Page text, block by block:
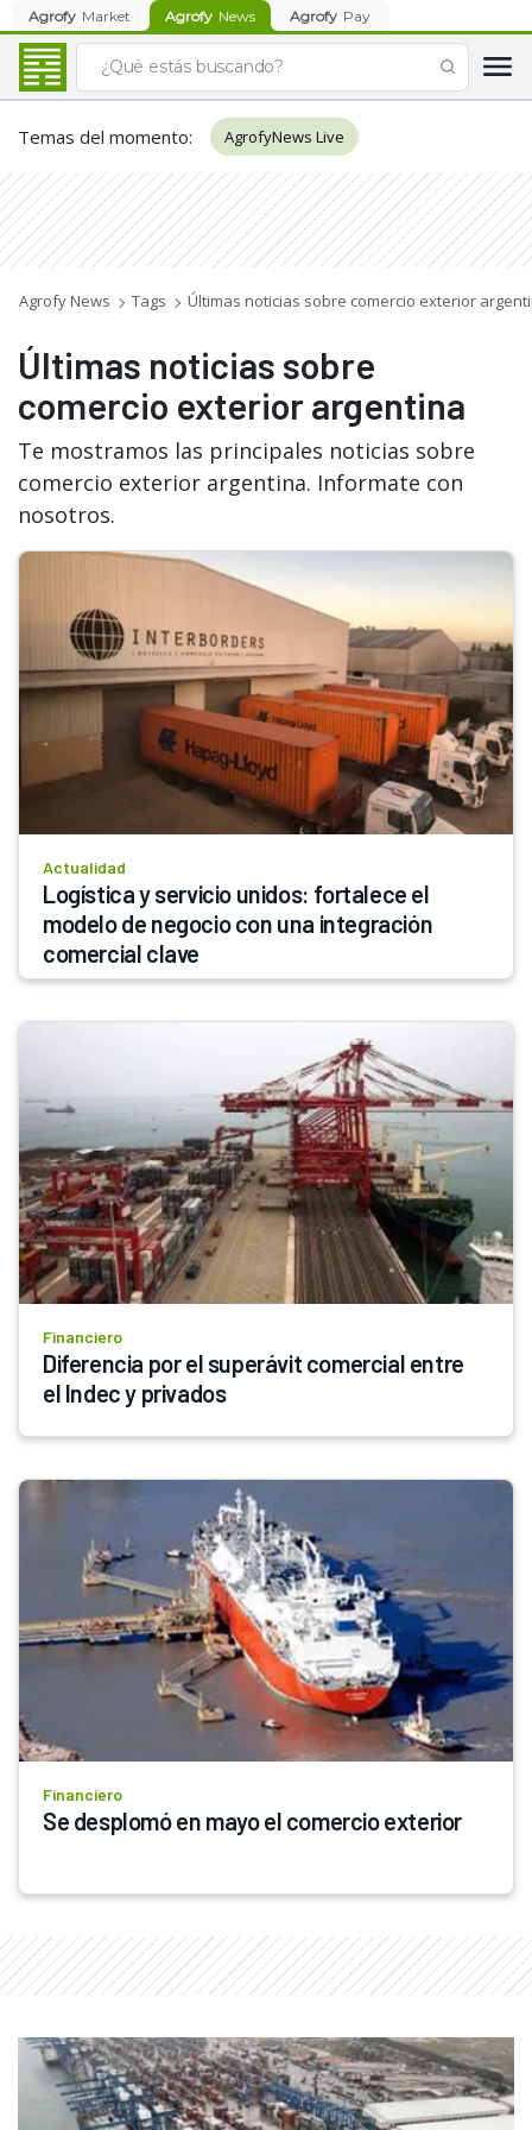
Agrofy Market Agrofy News Agrofy Pay
Temas del momento: AgrofyNews Live
Agrofy News Tags Últimas noticias sobre comercio exterior
Últimas noticias sobre
comercio exterior argentina
Te mostramos las principales noticias sobre
comercio exterior argentina. Informate con
nosotros.
Actualidad
Logística y servicio unidos: fortalece el
modelo de negocio con una integración
comercial clave
Financiero
Diferencia por el superávit comercial entre
el Indec y privados
Financiero
Se desplomó en mayo el comercio exterior